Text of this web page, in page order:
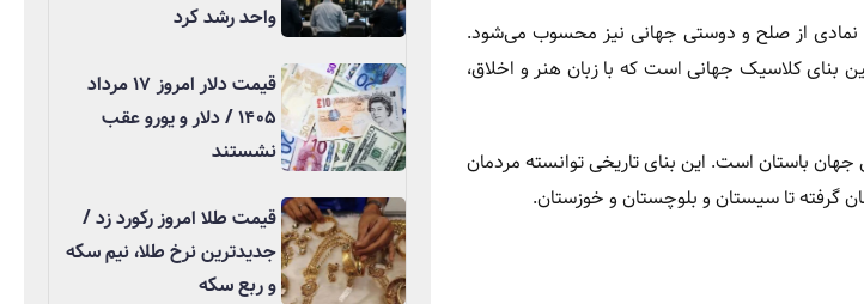
نمادی از صلح و دوستی جهانی نیز محسوب می‌شود.
بنای کلاسیک جهانی است که با زبان هنر و اخلاق،
باستان است. این بنای تاریخی توانسته مردمان
گرفته تا سیستان و بلوچستان و خوزستان.
واحد رشد کرد
قیمت دلار امروز ۱۷ مرداد
۱۴۰۵ / دلار و یورو عقب
نشستند
قیمت طلا امروز رکورد زد /
جدیدترین نرخ طلا، نیم سکه
و ربع سکه